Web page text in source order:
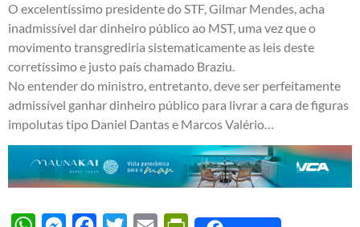
O excelentíssimo presidente do STF, Gilmar Mendes, acha
inadmissível dar dinheiro público ao MST, uma vez que o
movimento transgrediria sistematicamente as leis deste
corretíssimo e justo país chamado Braziu.
No entender do ministro, entretanto, deve ser perfeitamente
admissível ganhar dinheiro público para livrar a cara de figuras
impolutas tipo Daniel Dantas e Marcos Valério…